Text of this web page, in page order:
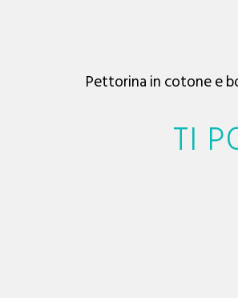
Pettorina in cotone e
TI